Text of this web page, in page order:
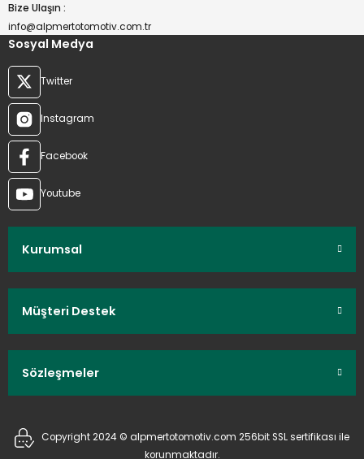
Bize Ulaşın :
info@alpmertotomotiv.com.tr
Sosyal Medya
Twitter
Instagram
Facebook
Youtube
Kurumsal
Müşteri Destek
Sözleşmeler
Copyright 2024 © alpmertotomotiv.com 256bit SSL sertifikası ile
korunmaktadır.